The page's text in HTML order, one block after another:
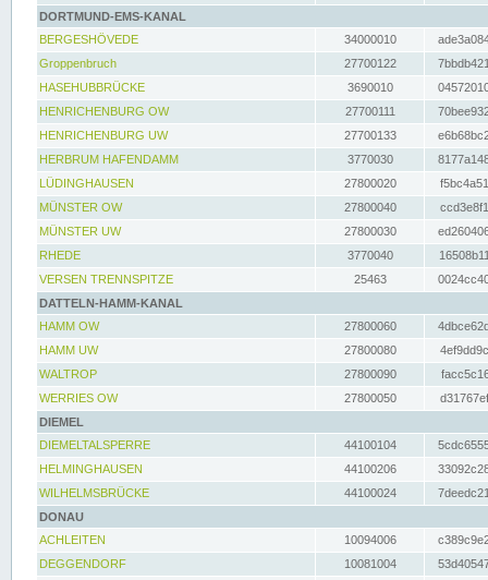
DORTMUND-EMS-KANAL
BERGESHÖVEDE
34000010
Groppenbruch
27700122
HASEHUBBRÜCKE
3690010
HENRICHENBURG OW
27700111
HENRICHENBURG UW
27700133
HERBRUM HAFENDAMM
3770030
LÜDINGHAUSEN
27800020
MÜNSTER OW
27800040
MÜNSTER UW
27800030
RHEDE
3770040
VERSEN TRENNSPITZE
25463
DATTELN-HAMM-KANAL
HAMM OW
27800060
HAMM UW
27800080
WALTROP
27800090
WERRIES OW
27800050
DIEMEL
DIEMELTALSPERRE
44100104
HELMINGHAUSEN
44100206
WILHELMSBRÜCKE
44100024
DONAU
ACHLEITEN
10094006
DEGGENDORF
10081004